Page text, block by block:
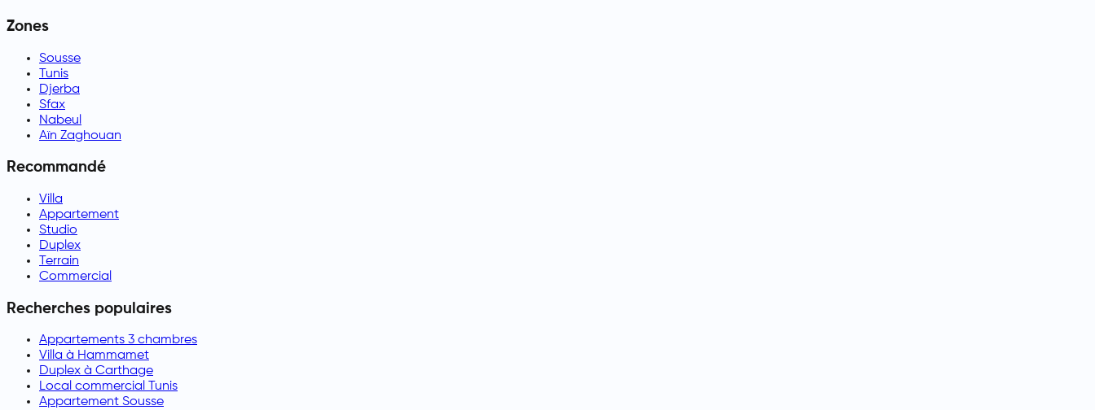
Zones
Sousse
Tunis
Djerba
Sfax
Nabeul
Aïn Zaghouan
Recommandé
Villa
Appartement
Studio
Duplex
Terrain
Commercial
Recherches populaires
Appartements 3 chambres
Villa à Hammamet
Duplex à Carthage
Local commercial Tunis
Appartement Sousse